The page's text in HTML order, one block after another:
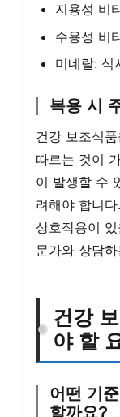
지용성 비
수용성 비
미네랄: 식
복용 시
건강 보조식
따르는 것이
이 발생할 수
려해야 합니
상호작용이
문가와 상담
건강
야 할
어떤 기
할까요?